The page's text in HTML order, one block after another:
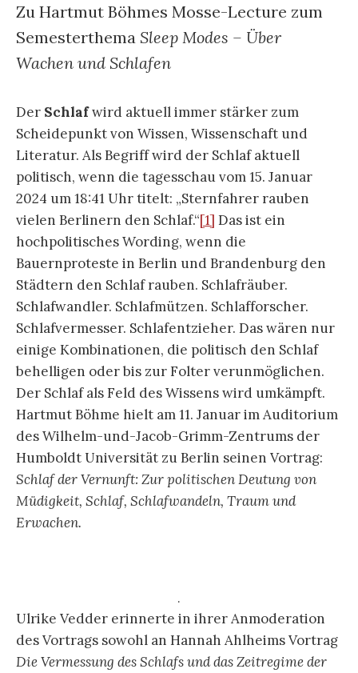
Zu Hartmut Böhmes Mosse-Lecture zum
Semesterthema Sleep Modes – Über
Wachen und Schlafen
Der Schlafwird aktuell immer stärker zum
Scheidepunkt von Wissen, Wissenschaft und
Literatur. Als Begriff wird der Schlaf aktuell
politisch, wenn die tagesschau vom 15. Januar
2024 um 18:41 Uhr titelt: „Sternfahrer rauben
vielen Berlinern den Schlaf.“[1] Das ist ein
hochpolitisches Wording, wenn die
Bauernproteste in Berlin und Brandenburg den
Städtern den Schlaf rauben. Schlafräuber.
Schlafwandler. Schlafmützen. Schlafforscher.
Schlafvermesser. Schlafentzieher. Das wären nur
einige Kombinationen, die politisch den Schlaf
behelligen oder bis zur Folter verunmöglichen.
Der Schlaf als Feld des Wissens wird umkämpft.
Hartmut Böhme hielt am 11. Januar im Auditorium
des Wilhelm-und-Jacob-Grimm-Zentrums der
Humboldt Universität zu Berlin seinen Vortrag:
Schlaf der Vernunft: Zur politischen Deutung von
Müdigkeit, Schlaf, Schlafwandeln, Traum und
Erwachen.
.
Ulrike Vedder erinnerte in ihrer Anmoderation
des Vortrags sowohl an Hannah Ahlheims Vortrag
Die Vermessung des Schlafs und das Zeitregime der